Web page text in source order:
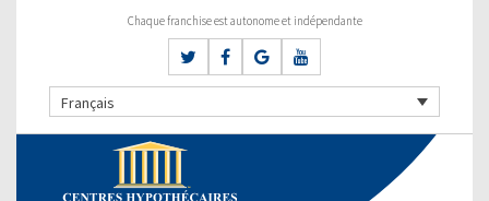
Chaque franchise est autonome et indépendante
Français